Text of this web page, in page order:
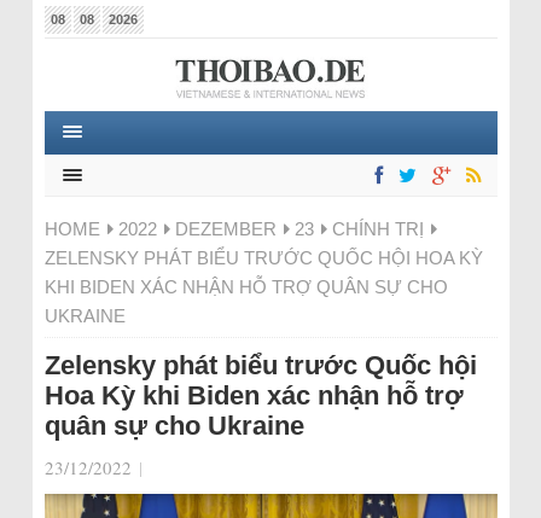
08 08 2026
HOME 2022 DEZEMBER 23
CHÍNH TRỊ
ZELENSKY PHÁT BIỂU TRƯỚC QUỐC HỘI HOA KỲ
KHI BIDEN XÁC NHẬN HỖ TRỢ QUÂN SỰ CHO
UKRAINE
Zelensky phát biểu trước Quốc hội
Hoa Kỳ khi Biden xác nhận hỗ trợ
quân sự cho Ukraine
23/12/2022 |